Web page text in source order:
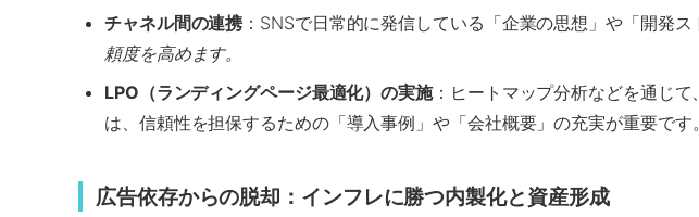
チャネル間の連携 ：SNSで日常的に発信している「企業の思想」や「開発
頼度を高めます。
LPO（ランディングページ最適化）の実施：ヒートマップ分析などを通じ
は、信頼性を担保するための「導入事例」や「会社概要」の充実が重要です。
広告依存からの脱却：インフレに勝つ内製化と資産形成